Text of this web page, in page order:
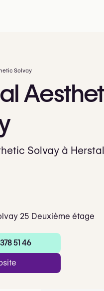
Solvay
Solvay à
25 Deuxième étage
51 46